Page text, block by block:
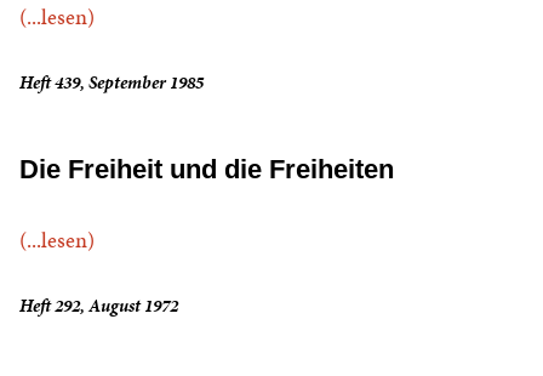
(...lesen)
Heft 439, September 1985
Die Freiheit und die Freiheiten
(...lesen)
Heft 292, August 1972